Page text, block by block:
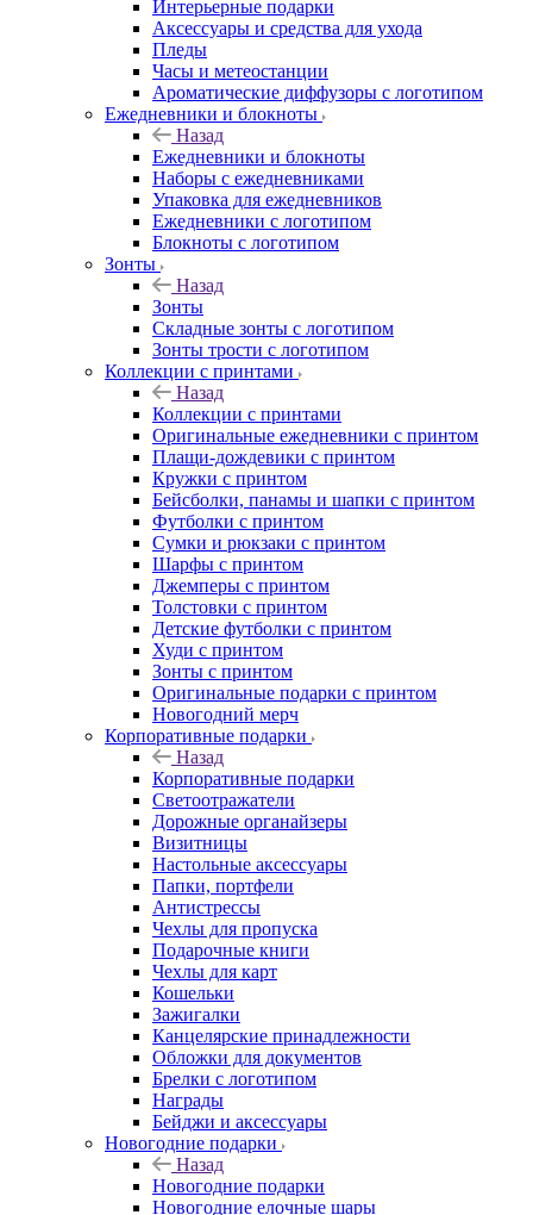
Интерьерные подарки
Аксессуары и средства для ухода
Пледы
Часы и метеостанции
Ароматические диффузоры с логотипом
Ежедневники и блокноты
Назад
Ежедневники и блокноты
Наборы с ежедневниками
Упаковка для ежедневников
Ежедневники с логотипом
Блокноты с логотипом
Зонты
Назад
Зонты
Складные зонты с логотипом
Зонты трости с логотипом
Коллекции с принтами
Назад
Коллекции с принтами
Оригинальные ежедневники с принтом
Плащи-дождевики с принтом
Кружки с принтом
Бейсболки, панамы и шапки с принтом
Футболки с принтом
Сумки и рюкзаки с принтом
Шарфы с принтом
Джемперы с принтом
Толстовки с принтом
Детские футболки с принтом
Худи с принтом
Зонты с принтом
Оригинальные подарки с принтом
Новогодний мерч
Корпоративные подарки
Назад
Корпоративные подарки
Светоотражатели
Дорожные органайзеры
Визитницы
Настольные аксессуары
Папки, портфели
Антистрессы
Чехлы для пропуска
Подарочные книги
Чехлы для карт
Кошельки
Зажигалки
Канцелярские принадлежности
Обложки для документов
Брелки с логотипом
Награды
Бейджи и аксессуары
Новогодние подарки
Назад
Новогодние подарки
Новогодние елочные шары